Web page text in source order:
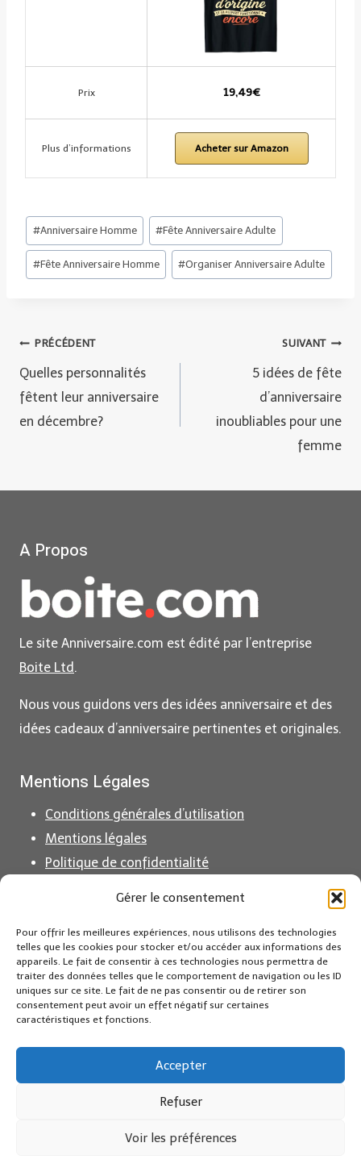
Gérer le consentement
Pour offrir les meilleures expériences, nous utilisons des technologies
telles que les cookies pour stocker et/ou accéder aux informations des
appareils. Le fait de consentir à ces technologies nous permettra de
traiter des données telles que le comportement de navigation ou les ID
uniques sur ce site. Le fait de ne pas consentir ou de retirer son
consentement peut avoir un effet négatif sur certaines
caractéristiques et fonctions.
Accepter
Refuser
Voir les préférences
Prix 19,49€
Plus d’informations Acheter sur Amazon
Étiquettes
de
la
#Anniversaire Homme #Fête Anniversaire Adulte
#Fête Anniversaire Homme #Organiser Anniversaire Adulte
Navigation
de
PRÉCÉDENT
Quelles personnalités
fêtent leur anniversaire
en décembre?
SUIVANT
5 idées de fête
d’anniversaire
inoubliables pour une
femme
A Propos
Le site Anniversaire.com est édité par l’entreprise
Boite Ltd.
Nous vous guidons vers des idées anniversaire et des
idées cadeaux d’anniversaire pertinentes et originales.
Mentions Légales
Conditions générales d’utilisation
Mentions légales
Politique de confidentialité
Partenaire Amazon France
En tant que Partenaire Amazon, je réalise un bénéfice
sur les achats remplissant les conditions requises.
Amazon et le logo Amazon sont des marques
d’Amazon.com, Inc. ou de ses sociétés affiliées.